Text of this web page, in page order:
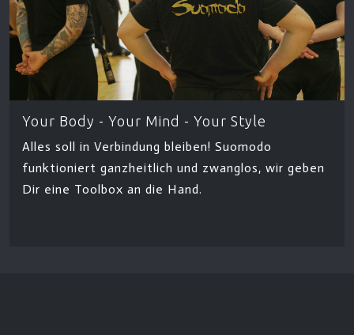
Your Body - Your Mind - Your Style
Alles soll in Verbindung bleiben! Suomodo
funktioniert ganzheitlich und zwanglos, wir geben
Dir eine Toolbox an die Hand.